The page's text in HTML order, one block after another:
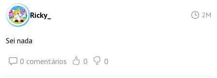
Ricky_ 2M
Sei nada
0 comentários 0 0